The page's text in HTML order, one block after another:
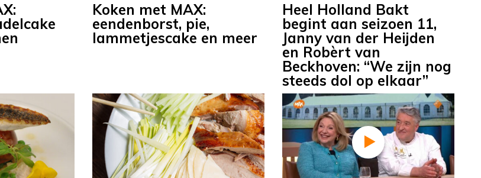
Koken met MAX:
eendenborst, pie,
lammetjescake en meer
Heel Holland Bakt
begint aan seizoen 11,
Janny van der Heijden
en Robèrt van
Beckhoven: “We zijn nog
steeds dol op elkaar”